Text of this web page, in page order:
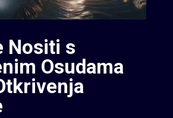
Nositi s
Osudama